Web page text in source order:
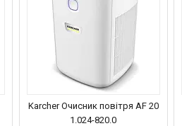
Karcher Очисник повітря AF 20
1.024-820.0